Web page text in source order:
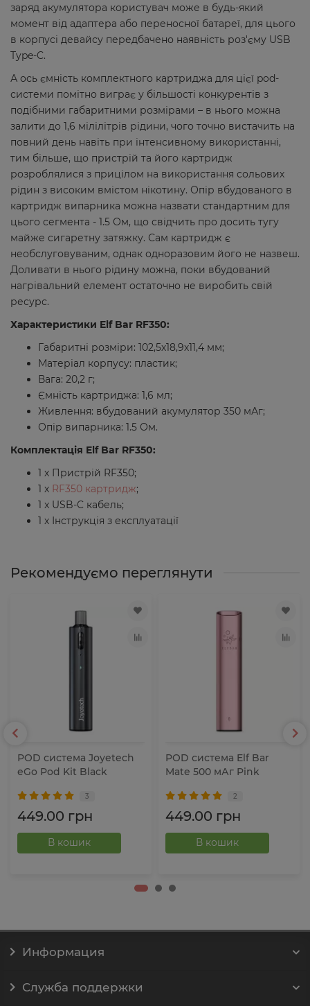
заряд акумулятора користувач може в будь-який
момент від адаптера або переносної батареї, для цього
в корпусі девайсу передбачено наявність роз'єму USB
Type-C.
А ось ємність комплектного картриджа для цієї pod-
системи помітно виграє у більшості конкурентів з
подібними габаритними розмірами – в нього можна
залити до 1,6 мілілітрів рідини, чого точно вистачить на
повний день навіть при інтенсивному використанні,
тим більше, що пристрій та його картридж
розроблялися з прицілом на використання сольових
рідин з високим вмістом нікотину. Опір вбудованого в
картридж випарника можна назвати стандартним для
цього сегмента - 1.5 Ом, що свідчить про досить тугу
майже сигаретну затяжку. Сам картридж є
необслуговуваним, однак одноразовим його не назвеш.
Доливати в нього рідину можна, поки вбудований
нагрівальний елемент остаточно не виробить свій
ресурс.
Характеристики Elf Bar RF350:
Габаритні розміри: 102,5х18,9х11,4 мм;
Матеріал корпусу: пластик;
Вага: 20,2 г;
Ємність картриджа: 1,6 мл;
Живлення: вбудований акумулятор 350 мАг;
Опір випарника: 1.5 Ом.
Комплектація Elf Bar RF350:
1 х Пристрій RF350;
1 х RF350 картридж;
1 x USB-C кабель;
1 х Інструкція з експлуатації
Рекомендуємо переглянути
POD система Joyetech
eGo Pod Kit Black
3
449.00 грн
В кошик
POD система Elf Bar
Mate 500 мАг Pink
2
449.00 грн
В кошик
Информация
Служба поддержки